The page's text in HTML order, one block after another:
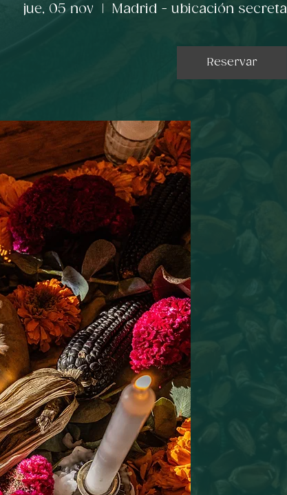
jue, 05 nov Madrid - ubicación secreta
Reservar